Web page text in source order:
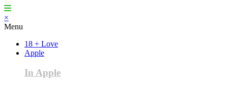
×
Menu
18 + Love
Apple
In Apple